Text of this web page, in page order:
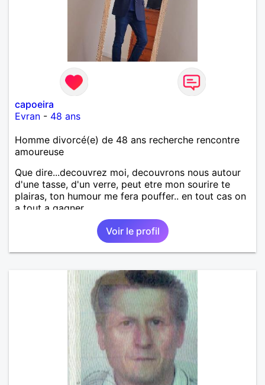
capoeira
Evran - 48 ans
Homme divorcé(e) de 48 ans recherche rencontre
amoureuse
Que dire...decouvrez moi, decouvrons nous autour
d'une tasse, d'un verre, peut etre mon sourire te
plairas, ton humour me fera pouffer.. en tout cas on
a tout a gagner.
Voir le profil